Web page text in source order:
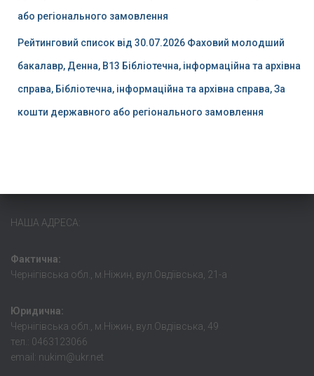
або регіонального замовлення
Рейтинговий список від 30.07.2026 Фаховий молодший
бакалавр, Денна, B13 Бібліотечна, інформаційна та архівна
справа, Бібліотечна, інформаційна та архівна справа, За
кошти державного або регіонального замовлення
НАША АДРЕСА:
Фактична:
Чернігівська обл., м.Ніжин, вул.Овдіївська, 21-а
Юридична:
Чернігівська обл., м.Ніжин, вул.Овдіівська, 49
тел.: 0463123066
email: nukim@ukr.net